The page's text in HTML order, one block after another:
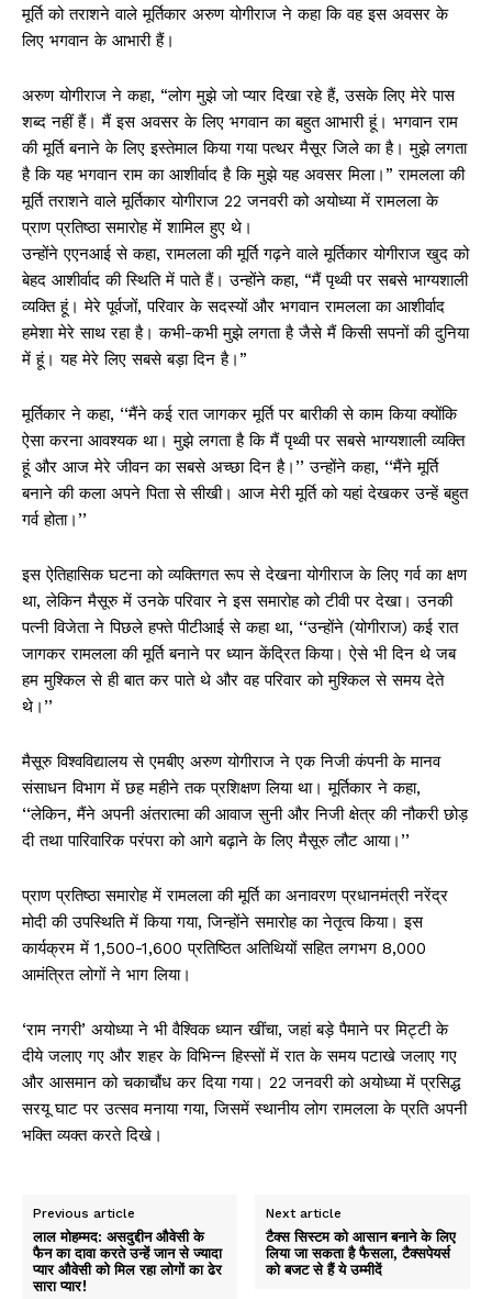
मूर्ति को तराशने वाले मूर्तिकार अरुण योगीराज ने कहा कि वह इस अवसर के
लिए भगवान के आभारी हैं।
अरुण योगीराज ने कहा, “लोग मुझे जो प्यार दिखा रहे हैं, उसके लिए मेरे पास
शब्द नहीं हैं। मैं इस अवसर के लिए भगवान का बहुत आभारी हूं। भगवान राम
की मूर्ति बनाने के लिए इस्तेमाल किया गया पत्थर मैसूर जिले का है। मुझे लगता
है कि यह भगवान राम का आशीर्वाद है कि मुझे यह अवसर मिला।” रामलला की
मूर्ति तराशने वाले मूर्तिकार योगीराज 22 जनवरी को अयोध्या में रामलला के
प्राण प्रतिष्ठा समारोह में शामिल हुए थे।
उन्होंने एएनआई से कहा, रामलला की मूर्ति गढ़ने वाले मूर्तिकार योगीराज खुद को
बेहद आशीर्वाद की स्थिति में पाते हैं। उन्होंने कहा, “मैं पृथ्वी पर सबसे भाग्यशाली
व्यक्ति हूं। मेरे पूर्वजों, परिवार के सदस्यों और भगवान रामलला का आशीर्वाद
हमेशा मेरे साथ रहा है। कभी-कभी मुझे लगता है जैसे मैं किसी सपनों की दुनिया
में हूं। यह मेरे लिए सबसे बड़ा दिन है।”
मूर्तिकार ने कहा, ‘‘मैंने कई रात जागकर मूर्ति पर बारीकी से काम किया क्योंकि
ऐसा करना आवश्यक था। मुझे लगता है कि मैं पृथ्वी पर सबसे भाग्यशाली व्यक्ति
हूं और आज मेरे जीवन का सबसे अच्छा दिन है।’’ उन्होंने कहा, ‘‘मैंने मूर्ति
बनाने की कला अपने पिता से सीखी। आज मेरी मूर्ति को यहां देखकर उन्हें बहुत
गर्व होता।’’
इस ऐतिहासिक घटना को व्यक्तिगत रूप से देखना योगीराज के लिए गर्व का क्षण
था, लेकिन मैसूरु में उनके परिवार ने इस समारोह को टीवी पर देखा। उनकी
पत्नी विजेता ने पिछले हफ्ते पीटीआई से कहा था, ‘‘उन्होंने (योगीराज) कई रात
जागकर रामलला की मूर्ति बनाने पर ध्यान केंद्रित किया। ऐसे भी दिन थे जब
हम मुश्किल से ही बात कर पाते थे और वह परिवार को मुश्किल से समय देते
थे।’’
मैसूरु विश्वविद्यालय से एमबीए अरुण योगीराज ने एक निजी कंपनी के मानव
संसाधन विभाग में छह महीने तक प्रशिक्षण लिया था। मूर्तिकार ने कहा,
‘‘लेकिन, मैंने अपनी अंतरात्मा की आवाज सुनी और निजी क्षेत्र की नौकरी छोड़
दी तथा पारिवारिक परंपरा को आगे बढ़ाने के लिए मैसूरु लौट आया।’’
प्राण प्रतिष्ठा समारोह में रामलला की मूर्ति का अनावरण प्रधानमंत्री नरेंद्र
मोदी की उपस्थिति में किया गया, जिन्होंने समारोह का नेतृत्व किया। इस
कार्यक्रम में 1,500-1,600 प्रतिष्ठित अतिथियों सहित लगभग 8,000
आमंत्रित लोगों ने भाग लिया।
‘राम नगरी’ अयोध्या ने भी वैश्विक ध्यान खींचा, जहां बड़े पैमाने पर मिट्टी के
दीये जलाए गए और शहर के विभिन्न हिस्सों में रात के समय पटाखे जलाए गए
और आसमान को चकाचौंध कर दिया गया। 22 जनवरी को अयोध्या में प्रसिद्ध
सरयू घाट पर उत्सव मनाया गया, जिसमें स्थानीय लोग रामलला के प्रति अपनी
भक्ति व्यक्त करते दिखे।
Previous article
लाल मोहम्मद: असदुद्दीन औवेसी के
फैन का दावा करते उन्हें जान से ज्यादा
प्यार औवेसी को मिल रहा लोगों का ढेर
सारा प्यार!
Next article
टैक्स सिस्टम को आसान बनाने के लिए
लिया जा सकता है फैसला, टैक्सपेयर्स
को बजट से हैं ये उम्मीदें